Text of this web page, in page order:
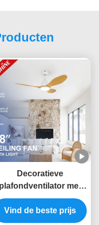
Decoratieve
plafondventilator met
licht woonkamer
stille DC-motor
Vind de beste prijs